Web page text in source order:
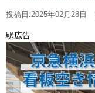
投稿日:2025年02月28日
駅広告